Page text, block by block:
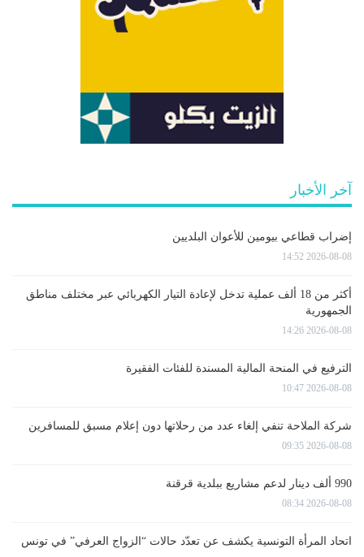
آخر الأخبار
إضراب قطاعي بيومين للأعوان البلديين
2026-08-08 14:52
أكثر من 18 ألف عملية تدخل لإعادة التيار الكهربائي عبر مختلف مناطق
الجمهورية
2026-08-08 14:26
الترفيع في المنحة المالية المسندة للفئات الفقيرة
2026-08-08 10:47
شركة الملاحة تنفي إلغاء عدد من رحلاتها دون إعلام مسبق للمسافرين
2026-08-08 09:35
990 ألف دينار لدعم مشاريع ببلدية قرقنة
2026-08-08 08:34
اتحاد المرأة التونسية يكشف عن تعدّد حالات “الزواج العرفي” في تونس